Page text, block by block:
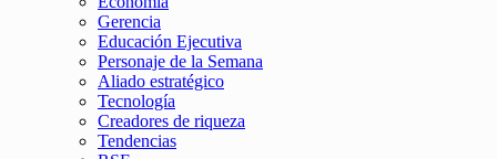
Gerencia
Educación Ejecutiva
Personaje de la Semana
Aliado estratégico
Tecnología
Creadores de riqueza
Tendencias